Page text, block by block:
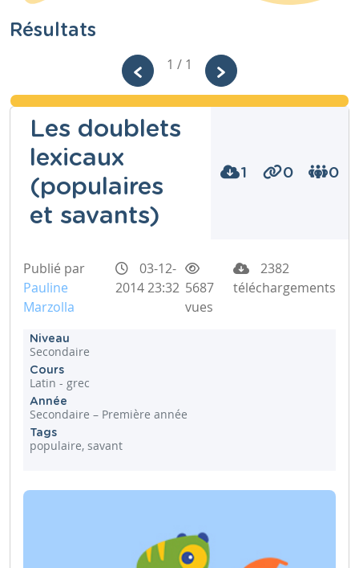
Résultats
1 / 1
Les doublets
lexicaux
(populaires
et savants)
1 0 0
Publié par
Pauline
Marzolla
03-12-
2014 23:32 5687
vues
2382
téléchargements
Niveau
Secondaire
Cours
Latin - grec
Année
Secondaire – Première année
Tags
populaire, savant